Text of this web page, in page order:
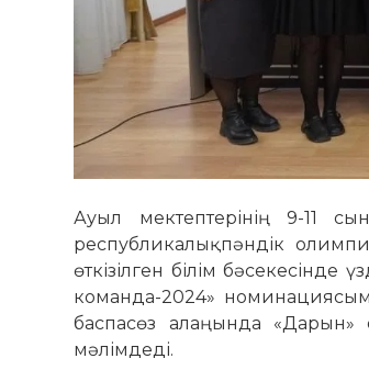
Ауыл мектептерінің 9-11
республикалық пәндік
өткізілген білім
команда-2024»
баспасөз алаңында «Дарын»
мәлімдеді.